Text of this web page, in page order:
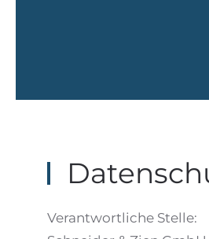
Verantwortliche Stelle: